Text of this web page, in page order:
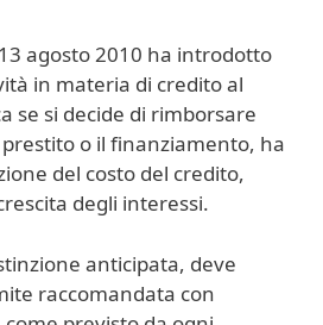
agosto 2010 ha introdotto
in materia di credito al
se si decide di rimborsare
o il finanziamento, ha
del costo del credito,
degli interessi.
anticipata, deve
raccomandata con